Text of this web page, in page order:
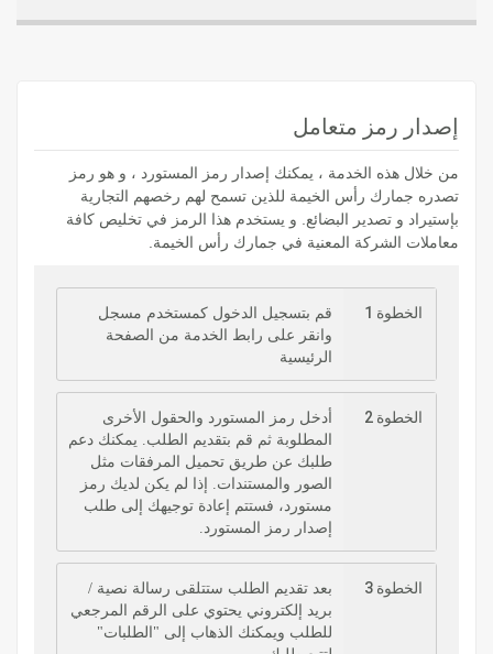
إصدار رمز متعامل
من خلال هذه الخدمة ، يمكنك إصدار رمز المستورد ، و هو رمز
تصدره جمارك رأس الخيمة للذين تسمح لهم رخصهم التجارية
بإستيراد و تصدير البضائع. و يستخدم هذا الرمز في تخليص كافة
معاملات الشركة المعنية في جمارك رأس الخيمة.
الخطوة 1
قم بتسجيل الدخول كمستخدم مسجل
وانقر على رابط الخدمة من الصفحة
الرئيسية
الخطوة 2
أدخل رمز المستورد والحقول الأخرى
المطلوبة ثم قم بتقديم الطلب. يمكنك دعم
طلبك عن طريق تحميل المرفقات مثل
الصور والمستندات. إذا لم يكن لديك رمز
مستورد، فستتم إعادة توجيهك إلى طلب
إصدار رمز المستورد.
الخطوة 3
بعد تقديم الطلب ستتلقى رسالة نصية /
بريد إلكتروني يحتوي على الرقم المرجعي
للطلب ويمكنك الذهاب إلى "الطلبات"